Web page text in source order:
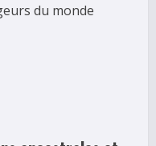
du monde